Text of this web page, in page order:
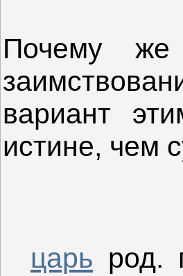
Почему же
вариант
истине, чем
царь род.